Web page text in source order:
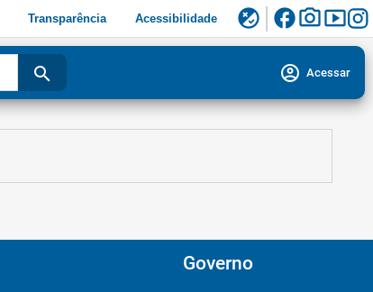
Transparência Acessibilidade flaky facebookphoto_camerasmart_display
search account_circle Acessar
Governo